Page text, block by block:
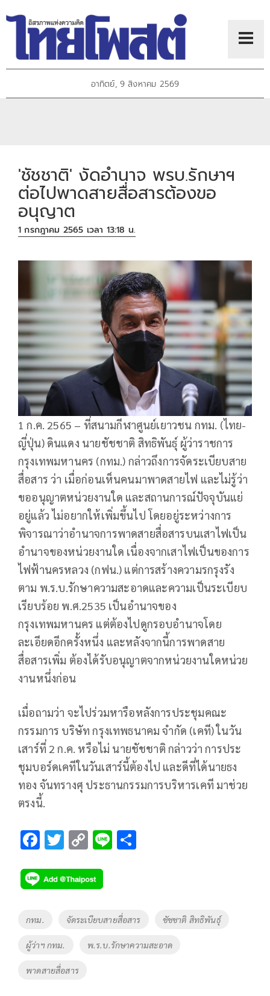
อาทิตย์, 9 สิงหาคม 2569
'ชัชชาติ' งัดอำนาจ พรบ.รักษาฯ
ต่อไปพาดสายสื่อสารต้องขอ
อนุญาต
1 กรกฎาคม 2565 เวลา 13:18 น.
1 ก.ค. 2565 – ที่สนามกีฬาศูนย์เยาวชน กทม. (ไทย-
ญี่ปุ่น) ดินแดง นายชัชชาติ สิทธิพันธุ์ ผู้ว่าราชการ
กรุงเทพมหานคร (กทม.) กล่าวถึงการจัดระเบียบสาย
สื่อสาร ว่า เมื่อก่อนเห็นคนมาพาดสายไฟ และไม่รู้ว่า
ขออนุญาตหน่วยงานใด และสถานการณ์ปัจจุบันแย่
อยู่แล้ว ไม่อยากให้เพิ่มขึ้นไป โดยอยู่ระหว่างการ
พิจารณาว่าอำนาจการพาดสายสื่อสารบนเสาไฟเป็น
อำนาจของหน่วยงานใด เนื่องจากเสาไฟเป็นของการ
ไฟฟ้านครหลวง (กฟน.) แต่การสร้างความรกรุงรัง
ตาม พ.ร.บ.รักษาความสะอาดและความเป็นระเบียบ
เรียบร้อย พ.ศ.2535 เป็นอำนาจของ
กรุงเทพมหานคร แต่ต้องไปดูกรอบอำนาจโดย
ละเอียดอีกครั้งหนึ่ง และหลังจากนี้การพาดสาย
สื่อสารเพิ่ม ต้องได้รับอนุญาตจากหน่วยงานใดหน่วย
งานหนึ่งก่อน
เมื่อถามว่า จะไปร่วมหารือหลังการประชุมคณะ
กรรมการ บริษัท กรุงเทพธนาคม จำกัด (เคที) ในวัน
เสาร์ที่ 2 ก.ค. หรือไม่ นายชัชชาติ กล่าวว่า การประ
ชุมบอร์ดเคทีในวันเสาร์นี้ต้องไป และดีที่ได้นายธง
ทอง จันทรางศุ ประธานกรรมการบริหารเคที มาช่วย
ตรงนี้.
F
e
b
o
k
T
tt
er
C
p
y
Li
k
Li
Tags
กทม. จัดระเบียบสายสื่อสาร ชัชชาติ สิทธิพันธุ์
ผู้ว่าฯ กทม. พ.ร.บ.รักษาความสะอาด
พาดสายสื่อสาร